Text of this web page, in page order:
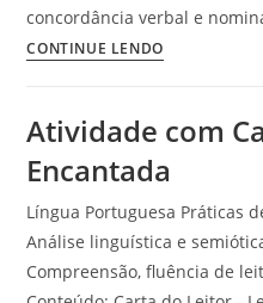
concordância verbal e
CONTINUE LENDOAtividade
Textual
–
do
Leitor
–
Atividade com
Encantada
Língua Portuguesa Práticas
Análise linguística e
Compreensão, fluência de